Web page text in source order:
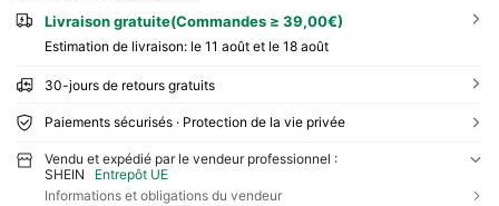
Livraison gratuite(Commandes ≥ 39,00€)
Estimation de livraison: le 11 août et le 18 août
30-jours de retours gratuits
Paiements sécurisés · Protection de la vie privée
Vendu et expédié par le vendeur professionnel :
SHEIN
Entrepôt UE
Informations et obligations du vendeur